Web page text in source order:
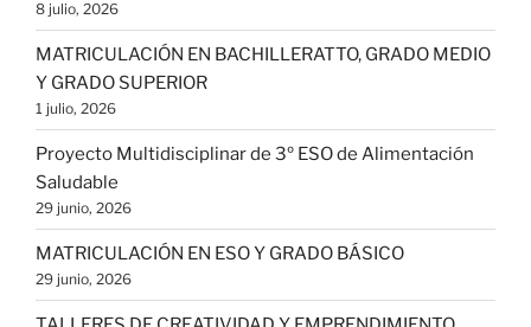
8 julio, 2026
MATRICULACIÓN EN BACHILLERATTO, GRADO MEDIO
Y GRADO SUPERIOR
1 julio, 2026
Proyecto Multidisciplinar de 3º ESO de Alimentación
Saludable
29 junio, 2026
MATRICULACIÓN EN ESO Y GRADO BÁSICO
29 junio, 2026